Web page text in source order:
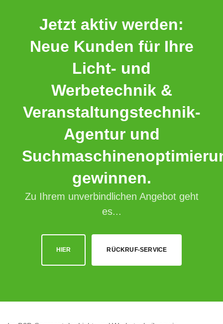
Jetzt aktiv werden:
Neue Kunden für Ihre
Licht- und
Werbetechnik &
Veranstaltungstechnik-
Agentur und
gewinnen.
Zu Ihrem unverbindlichen Angebot geht
es...
HIER RÜCKRUF-SERVICE